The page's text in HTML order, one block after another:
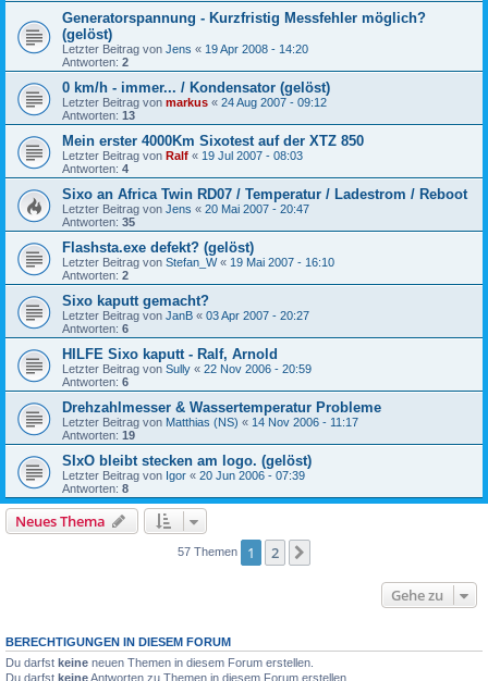
Generatorspannung - Kurzfristig Messfehler möglich?
(gelöst)
Letzter Beitrag von Jens « 19 Apr 2008 - 14:20
Antworten: 2
0 km/h - immer... / Kondensator (gelöst)
Letzter Beitrag von markus « 24 Aug 2007 - 09:12
Antworten: 13
Mein erster 4000Km Sixotest auf der XTZ 850
Letzter Beitrag von Ralf « 19 Jul 2007 - 08:03
Antworten: 4
Sixo an Africa Twin RD07 / Temperatur / Ladestrom / Reboot
Letzter Beitrag von Jens « 20 Mai 2007 - 20:47
Antworten: 35
Flashsta.exe defekt? (gelöst)
Letzter Beitrag von Stefan_W« 19 Mai 2007 - 16:10
Antworten: 2
Sixo kaputt gemacht?
Letzter Beitrag von JanB « 03 Apr 2007 - 20:27
Antworten: 6
HILFE Sixo kaputt - Ralf, Arnold
Letzter Beitrag von Sully « 22 Nov 2006 - 20:59
Antworten: 6
Drehzahlmesser & Wassertemperatur Probleme
Letzter Beitrag von Matthias (NS) « 14 Nov 2006 - 11:17
Antworten: 19
SIxO bleibt stecken am logo. (gelöst)
Letzter Beitrag von Igor « 20 Jun 2006 - 07:39
Antworten: 8
Neues Thema
57 Themen 1 2
Gehe zu
BERECHTIGUNGEN IN DIESEM FORUM
Du darfst keine neuen Themen in diesem Forum erstellen.
Du darfst keineAntworten zu Themen in diesem Forum erstellen.